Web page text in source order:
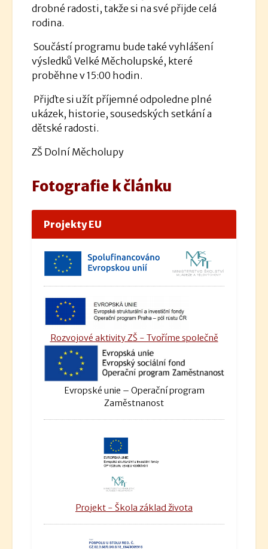
drobné radosti, takže si na své přijde celá
rodina.
Součástí programu bude také vyhlášení
výsledků Velké Měcholupské, které
proběhne v 15:00 hodin.
Přijďte si užít příjemné odpoledne plné
ukázek, historie, sousedských setkání a
dětské radosti.
ZŠ Dolní Měcholupy
Fotografie k článku
Projekty EU
Rozvojové aktivity ZŠ - Tvoříme společně
Evropské unie – Operační program
Zaměstnanost
Projekt - Škola základ života